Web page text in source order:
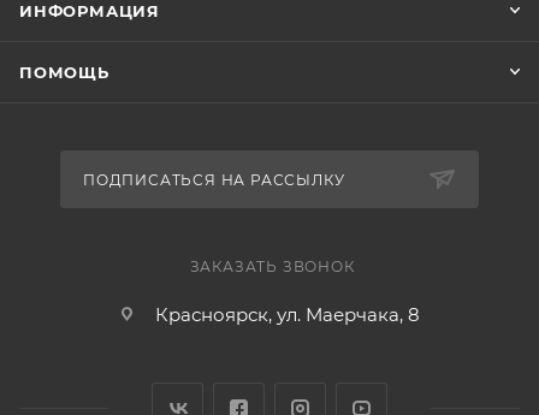
ИНФОРМАЦИЯ
ПОМОЩЬ
ПОДПИСАТЬСЯ НА РАССЫЛКУ
ЗАКАЗАТЬ ЗВОНОК
Красноярск, ул. Маерчака, 8